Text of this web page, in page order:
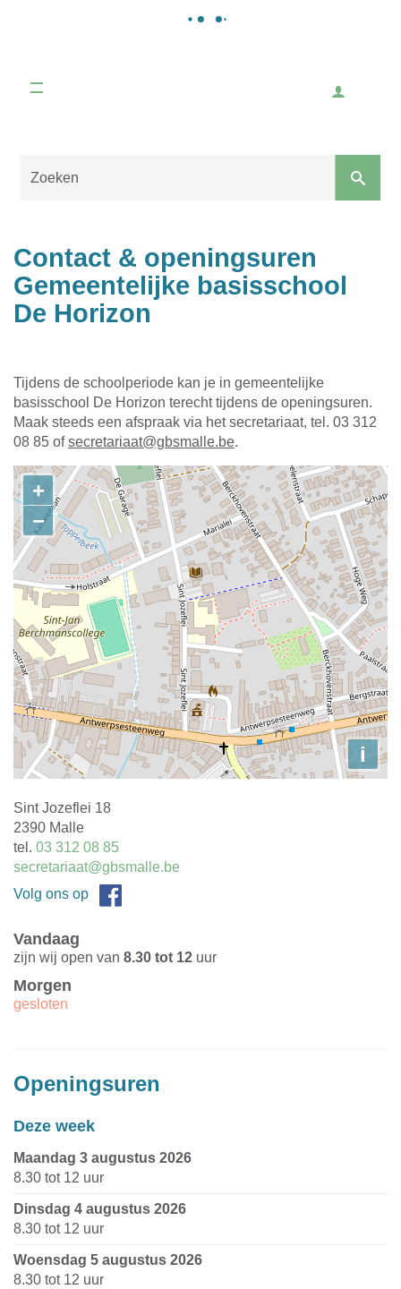
Contact & openingsuren
Gemeentelijke basisschool
De Horizon
Tijdens de schoolperiode kan je in gemeentelijke
basisschool De Horizon terecht tijdens de openingsuren.
Maak steeds een afspraak via het secretariaat, tel. 03 312
08 85 ofsecretariaat@gbsmalle.be.
Contact
+
−
i
Adres
Sint Jozeflei 18
,
2390 Malle
tel. 03 312 08 85
E-
mail
secretariaat@gbsmalle.be
Volg ons op
Facebook
Vandaag
zijn wij open van 8.30 tot 12 uur
Morgen
gesloten
Openingsuren
Deze week
maandag 3 augustus 2026
8.30 tot 12 uur
dinsdag 4 augustus 2026
8.30 tot 12 uur
woensdag 5 augustus 2026
8.30 tot 12 uur